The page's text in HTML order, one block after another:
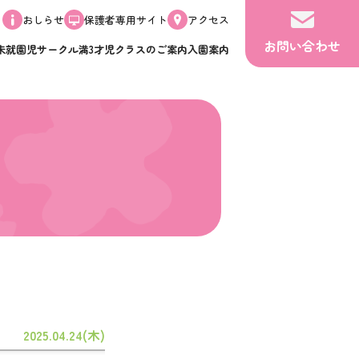
おしらせ 保護者専用サイト
アクセス
就園児サークル満3才児クラスのご案内入園案内 お問い合わせ
2025.04.24(木)